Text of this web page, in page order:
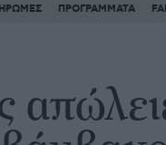
ΠΡΟΓΡΑΜΜΑΤΑ